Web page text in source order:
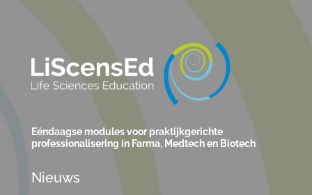
Eéndaagse modules voor praktijkgerichte
professionalisering in Farma, Medtech en Biotech
Nieuws